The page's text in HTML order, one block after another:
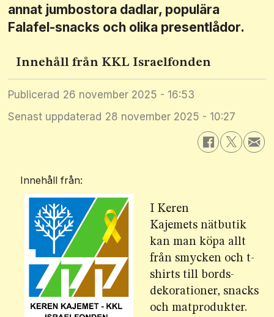
annat jumbostora dadlar, populära
Falafel-snacks och olika presentlådor.
Innehåll från KKL Israelfonden
Publicerad
26 november 2025 - 16:53
Senast uppdaterad
28 november 2025 - 10:27
Innehåll från:
I Keren
Kajemets nätbutik
kan man köpa allt
från smycken och t-
shirts till bords­
dekorationer, snacks
och matprodukter.